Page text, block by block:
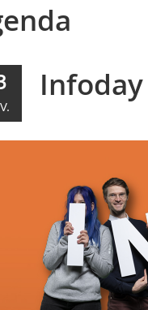
Infoday